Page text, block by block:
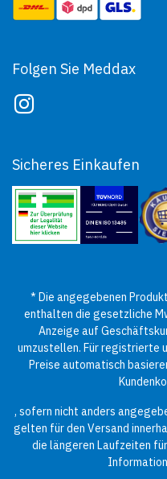
Folgen Sie Meddax
Sicheres Einkaufen
* Die angegebenen
enthalten die gesetzliche
Anzeige auf
umzustellen. Für registrierte
Preise automatisch
, sofern nicht anders
gelten für den Versand
die längeren Laufzeiten